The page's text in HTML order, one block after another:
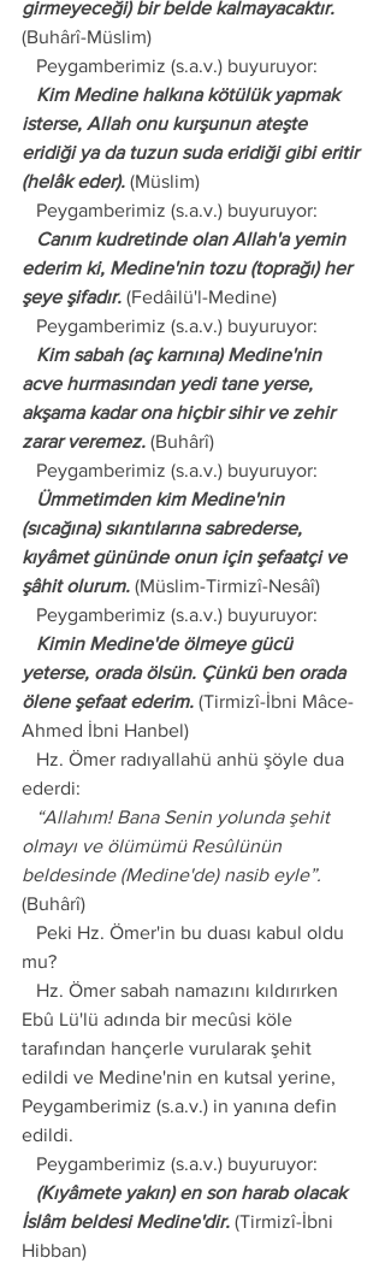
girmeyeceği) bir belde kalmayacaktır.
(Buhârî-Müslim)
   Peygamberimiz (s.a.v.) buyuruyor:
isterse, Allah onu kurşunun ateşte
eridiği ya da tuzun suda eridiği gibi eritir
(helâk eder). (Müslim)
   Peygamberimiz (s.a.v.) buyuruyor:
ederim ki, Medine'nin tozu (toprağı) her
şeye şifadır. (Fedâilü'l-Medine)
   Peygamberimiz (s.a.v.) buyuruyor:
acve hurmasından yedi tane yerse,
akşama kadar ona hiçbir sihir ve zehir
zarar veremez. (Buhârî)
   Peygamberimiz (s.a.v.) buyuruyor:
(sıcağına) sıkıntılarına sabrederse,
kıyâmet gününde onun için şefaatçi ve
şâhit olurum. (Müslim-Tirmizî-Nesâî)
   Peygamberimiz (s.a.v.) buyuruyor:
yeterse, orada ölsün. Çünkü ben orada
ölene şefaat ederim. (Tirmizî-İbni Mâce-
Ahmed İbni Hanbel)
ederdi:
olmayı ve ölümümü Resûlünün
beldesinde (Medine'de) nasib eyle”.
(Buhârî)
mu?
Ebû Lü'lü adında bir mecûsi köle
tarafından hançerle vurularak şehit
edildi ve Medine'nin en kutsal yerine,
Peygamberimiz (s.a.v.) in yanına defin
edildi.
   Peygamberimiz (s.a.v.) buyuruyor:
İslâm beldesi Medine'dir. (Tirmizî-İbni
Hibban)